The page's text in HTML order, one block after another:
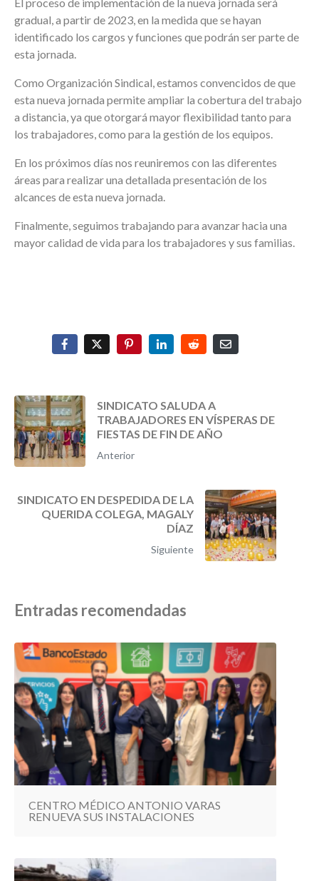
gradual, a partir de 2023, en la medida que se hayan
identificado los cargos y funciones que podrán ser parte de
esta jornada.
Como Organización Sindical, estamos convencidos de que
esta nueva jornada permite ampliar la cobertura del trabajo
a distancia, ya que otorgará mayor flexibilidad tanto para
los trabajadores, como para la gestión de los equipos.
En los próximos días nos reuniremos con las diferentes
áreas para realizar una detallada presentación de los
alcances de esta nueva jornada.
Finalmente, seguimos trabajando para avanzar hacia una
mayor calidad de vida para los trabajadores y sus familias.
SINDICATO SALUDA A
TRABAJADORES EN VÍSPERAS DE
FIESTAS DE FIN DE AÑO
Anterior
SINDICATO EN DESPEDIDA DE LA
QUERIDA COLEGA, MAGALY
DÍAZ
Siguiente
Entradas recomendadas
CENTRO MÉDICO ANTONIO VARAS
RENUEVA SUS INSTALACIONES